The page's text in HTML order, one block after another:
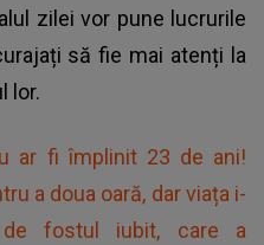
zilei vor pune lucrurile
să fie mai atenți la
lor.
ar fi împlinit 23 de ani!
a doua oară, dar viața i-
fostul iubit, care a